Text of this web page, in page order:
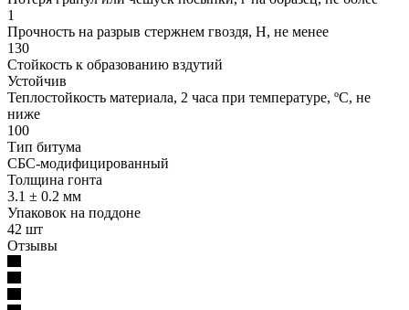
1
Прочность на разрыв стержнем гвоздя, Н, не менее
130
Стойкость к образованию вздутий
Устойчив
Теплостойкость материала, 2 часа при температуре, ºС, не
ниже
100
Тип битума
СБС-модифицированный
Толщина гонта
3.1 ± 0.2 мм
Упаковок на поддоне
42 шт
Отзывы